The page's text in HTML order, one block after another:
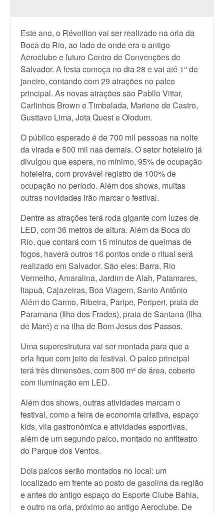
Este ano, o Réveillon vai ser realizado na orla da
Boca do Rio, ao lado de onde era o antigo
Aeroclube e futuro Centro de Convenções de
Salvador. A festa começa no dia 28 e vai até 1° de
janeiro, contando com 29 atrações no palco
principal. As novas atrações são Pabllo Vittar,
Carlinhos Brown e Timbalada, Mariene de Castro,
Gusttavo Lima, Jota Quest e Olodum.
O público esperado é de 700 mil pessoas na noite
da virada e 500 mil nas demais. O setor hoteleiro já
divulgou que espera, no mínimo, 95% de ocupação
hoteleira, com provável registro de 100% de
ocupação no período. Além dos shows, muitas
outras novidades irão marcar o festival.
Dentre as atrações terá roda gigante com luzes de
LED, com 36 metros de altura. Além da Boca do
Rio, que contará com 15 minutos de queimas de
fogos, haverá outros 16 pontos onde o ritual será
realizado em Salvador. São eles: Barra, Rio
Vermelho, Amaralina, Jardim de Alah, Patamares,
Itapuã, Cajazeiras, Boa Viagem, Santo Antônio
Além do Carmo, Ribeira, Paripe, Periperi, praia de
Paramana (Ilha dos Frades), praia de Santana (Ilha
de Maré) e na ilha de Bom Jesus dos Passos.
Uma superestrutura vai ser montada para que a
orla fique com jeito de festival. O palco principal
terá três dimensões, com 800 m² de área, coberto
com iluminação em LED.
Além dos shows, outras atividades marcam o
festival, como a feira de economia criativa, espaço
kids, vila gastronômica e atividades esportivas,
além de um segundo palco, montado no anfiteatro
do Parque dos Ventos.
Dois palcos serão montados no local: um
localizado em frente ao posto de gasolina da região
e antes do antigo espaço do Esporte Clube Bahia,
e outro na orla, próximo ao antigo Aeroclube. De